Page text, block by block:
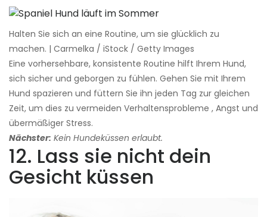
Halten Sie sich an eine Routine, um sie glücklich zu
machen. | Carmelka / iStock / Getty Images
Eine vorhersehbare, konsistente Routine hilft Ihrem Hund,
sich sicher und geborgen zu fühlen. Gehen Sie mit Ihrem
Hund spazieren und füttern Sie ihn jeden Tag zur gleichen
Zeit, um dies zu vermeiden Verhaltensprobleme , Angst und
übermäßiger Stress.
Nächster: Kein Hundeküssen erlaubt.
12. Lass sie nicht dein
Gesicht küssen